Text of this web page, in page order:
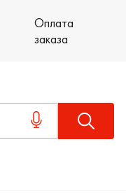
Оплата
заказа